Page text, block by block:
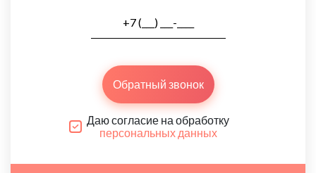
Обратный звонок
Даю согласие на обработку
персональных данных